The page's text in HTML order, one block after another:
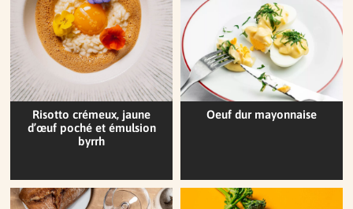
Risotto crémeux, jaune
d’œuf poché et émulsion
byrrh
Oeuf dur mayonnaise